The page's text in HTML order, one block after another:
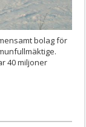
bolag för
40 miljoner